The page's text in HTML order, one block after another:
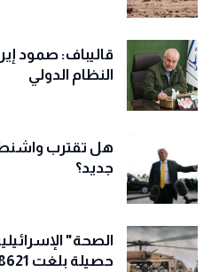
قاليباف: صمود
النظام الدولي
هل تقترب
جديد؟
حصيلة بلغت 8621 منذ 28 شباط